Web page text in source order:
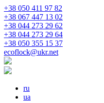
+38 050 411 97 82
+38 067 447 13 02
+38 044 273 29 62
+38 044 273 29 64
+38 050 355 15 37
ecoflock@ukr.net
ru
ua